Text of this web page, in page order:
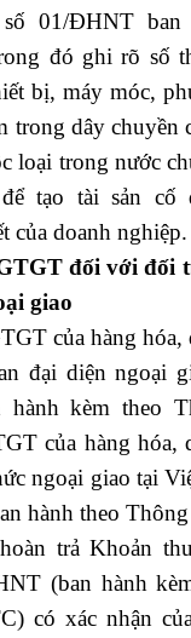
01/ĐHNT ban
đó ghi rõ số
bị, máy móc,
trong dây chuyền
loại trong nước
tạo tài sản cố
của doanh nghiệp.
đối với đối
giao
của hàng
đại diện ngoại
hành kèm theo
của hàng hóa,
ngoại giao tại
hành theo
trả Khoản
(ban hành
có xác nhận